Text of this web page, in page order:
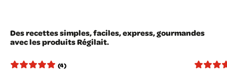
Des recettes simples, faciles, express, gourmandes
avec les produits Régilait.
(4)